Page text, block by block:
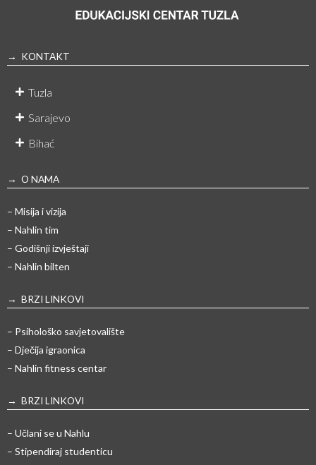
→ KONTAKT
Tuzla
Sarajevo
Bihać
→ O NAMA
– Misija i vizija
– Nahlin tim
– Godišnji izvještaji
– Nahlin bilten
→ BRZI LINKOVI
– Psihološko savjetovalište
– Dječija igraonica
– Nahlin fitness centar
→ BRZI LINKOVI
– Učlani se u Nahlu
– Stipendiraj studenticu